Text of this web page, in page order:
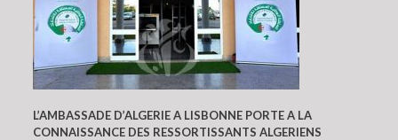
L’AMBASSADE D’ALGERIE A LISBONNE PORTE A LA
CONNAISSANCE DES RESSORTISSANTS ALGERIENS